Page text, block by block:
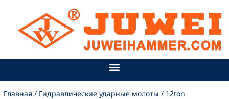
содержимому
Главная / Гидравлические ударные молоты / 12ton